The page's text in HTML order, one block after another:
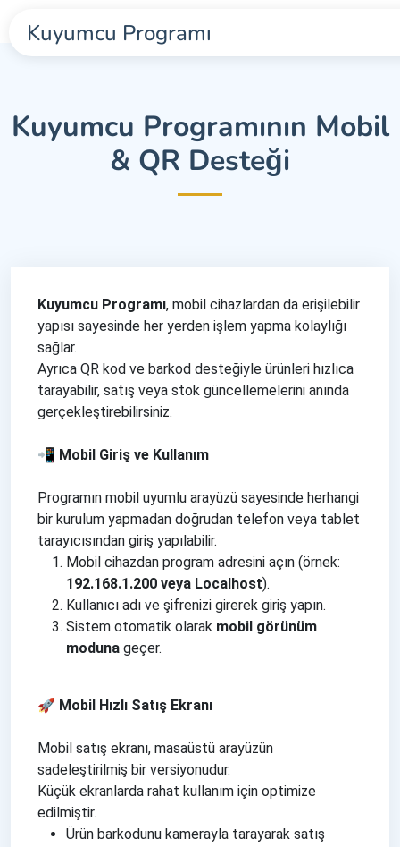
Kuyumcu Programı
Kuyumcu Programının Mobil
& QR Desteği
Kuyumcu Programı, mobil cihazlardan da erişilebilir
yapısı sayesinde her yerden işlem yapma kolaylığı
sağlar.
Ayrıca QR kod ve barkod desteğiyle ürünleri hızlıca
tarayabilir, satış veya stok güncellemelerini anında
gerçekleştirebilirsiniz.
📲 Mobil Giriş ve Kullanım
Programın mobil uyumlu arayüzü sayesinde herhangi
bir kurulum yapmadan doğrudan telefon veya tablet
tarayıcısından giriş yapılabilir.
Mobil cihazdan program adresini açın (örnek:
192.168.1.200 veya Localhost).
Kullanıcı adı ve şifrenizi girerek giriş yapın.
Sistem otomatik olarak mobil görünüm
moduna geçer.
🚀 Mobil Hızlı Satış Ekranı
Mobil satış ekranı, masaüstü arayüzün
sadeleştirilmiş bir versiyonudur.
Küçük ekranlarda rahat kullanım için optimize
edilmiştir.
Ürün barkodunu kamerayla tarayarak satış